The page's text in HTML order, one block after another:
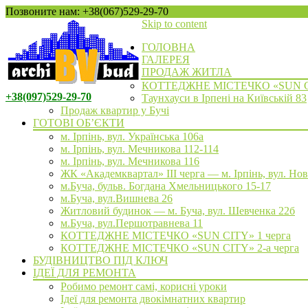
Позвоните нам: +38(067)529-29-70
+38(097)529-29-70
Skip to content
ГОЛОВНА
ГАЛЕРЕЯ
ПРОДАЖ ЖИТЛА
КОТТЕДЖНЕ МІСТЕЧКО «SUN
Таунхауси в Ірпені на Київській 83
Продаж квартир у Бучі
ГОТОВІ ОБ’ЄКТИ
м. Ірпінь, вул. Українська 106а
м. Ірпінь, вул. Мечникова 112-114
м. Ірпінь, вул. Мечникова 116
ЖК «Академквартал» III черга — м. Ірпінь, вул.
м.Буча, бульв. Богдана Хмельницького 15-17
м.Буча, вул.Вишнева 26
Житловий будинок — м. Буча, вул. Шевченка 22б
м.Буча, вул.Першотравнева 11
КОТТЕДЖНЕ МІСТЕЧКО «SUN CITY» 1 черга
КОТТЕДЖНЕ МІСТЕЧКО «SUN CITY» 2-а черга
БУДІВНИЦТВО ПІД КЛЮЧ
ІДЕЇ ДЛЯ РЕМОНТА
Робимо ремонт самі, корисні уроки
Ідеї для ремонта двокімнатних квартир